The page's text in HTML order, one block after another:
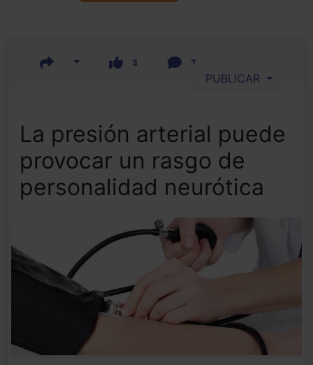
3 2
PUBLICAR
La presión arterial puede
provocar un rasgo de
personalidad neurótica